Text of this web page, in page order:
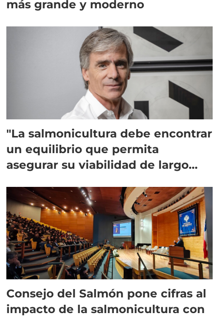
más grande y moderno
"La salmonicultura debe encontrar
un equilibrio que permita
asegurar su viabilidad de largo
Consejo del Salmón pone cifras al
impacto de la salmonicultura con